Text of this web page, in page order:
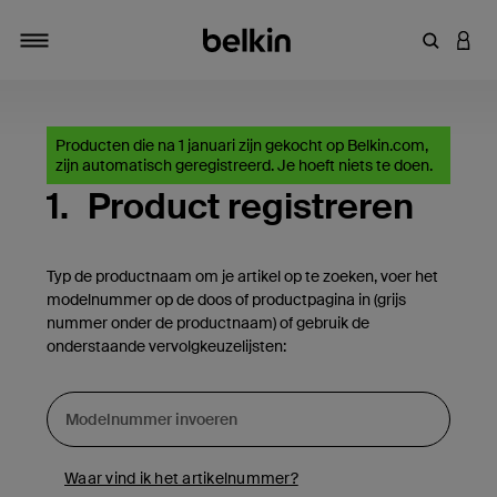
Producten die na 1 januari zijn gekocht op Belkin.com,
zijn automatisch geregistreerd. Je hoeft niets te doen.
1. Product registreren
Typ de productnaam om je artikel op te zoeken, voer het
modelnummer op de doos of productpagina in (grijs
nummer onder de productnaam) of gebruik de
onderstaande vervolgkeuzelijsten:
Waar vind ik het artikelnummer?